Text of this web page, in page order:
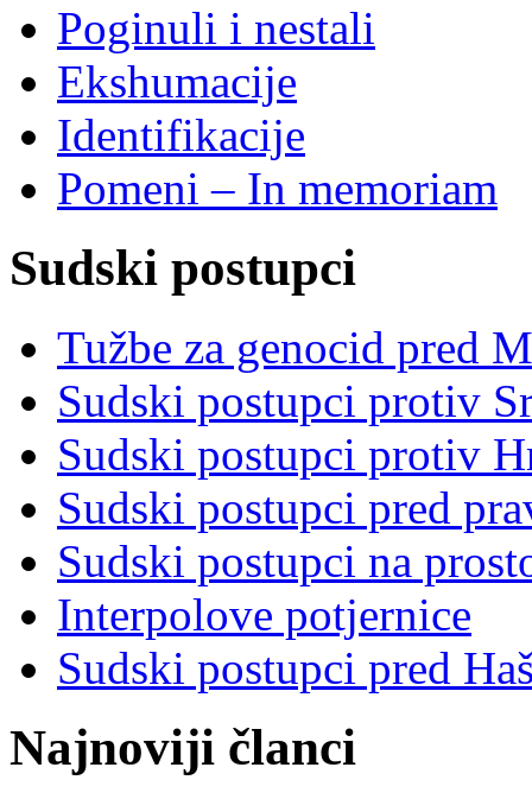
Poginuli i nestali
Ekshumacije
Identifikacije
Pomeni – In memoriam
Sudski postupci
Tužbe za genocid pred
Sudski postupci protiv
Sudski postupci protiv
Sudski postupci pred
Sudski postupci na
Interpolove potjernice
Sudski postupci pred
Najnoviji članci